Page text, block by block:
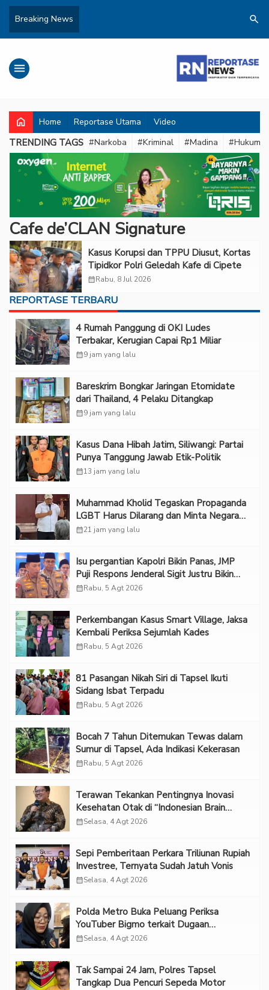
Breaking News search
menu
home Home Reportase Utama Video
TRENDING TAGS #Narkoba #Kriminal #Madina #Hukum
Cafe de’CLAN Signature
Kasus Korupsi dan TPPU Diusut, Kortas
Tipidkor Polri Geledah Kafe di Cipete
calendar_monthRabu, 8 Jul 2026
REPORTASE TERBARU
‎4 Rumah Panggung di OKI Ludes
Terbakar, Kerugian Capai Rp1 Miliar
calendar_month9 jam yang lalu
Bareskrim Bongkar Jaringan Etomidate
dari Thailand, 4 Pelaku Ditangkap
calendar_month9 jam yang lalu
Kasus Dana Hibah Jatim, Siliwangi: Partai
Punya Tanggung Jawab Etik-Politik
calendar_month13 jam yang lalu
Muhammad Kholid Tegaskan Propaganda
LGBT Harus Dilarang dan Minta Negara
Melindungi Korban
calendar_month21 jam yang lalu
Isu pergantian Kapolri Bikin Panas, JMP
Puji Respons Jenderal Sigit Justru Bikin
“Adem”
calendar_monthRabu, 5 Agt 2026
Perkembangan Kasus Smart Village, Jaksa
Kembali Periksa Sejumlah Kades
calendar_monthRabu, 5 Agt 2026
81 Pasangan Nikah Siri di Tapsel Ikuti
Sidang Isbat Terpadu
calendar_monthRabu, 5 Agt 2026
Bocah 7 Tahun Ditemukan Tewas dalam
Sumur di Tapsel, Ada Indikasi Kekerasan
calendar_monthRabu, 5 Agt 2026
Terawan Tekankan Pentingnya Inovasi
Kesehatan Otak di “Indonesian Brain
Forum 2026 UPN Veteran Jakarta”
calendar_monthSelasa, 4 Agt 2026
Sepi Pemberitaan Perkara Triliunan Rupiah
Investree, Ternyata Sudah Jatuh Vonis
calendar_monthSelasa, 4 Agt 2026
Polda Metro Buka Peluang Periksa
YouTuber Bigmo terkait Dugaan
Eksploitasi Anak
calendar_monthSelasa, 4 Agt 2026
Tak Sampai 24 Jam, Polres Tapsel
Tangkap Dua Pencuri Sepeda Motor